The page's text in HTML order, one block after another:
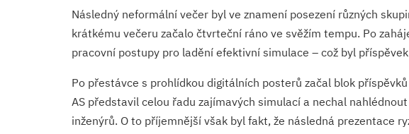
Následný neformální večer byl ve znamení posezení různých
krátkému večeru začalo čtvrteční ráno ve svěžím tempu. Po
pracovní postupy pro ladění efektivní simulace – což byl
Po přestávce s prohlídkou digitálních posterů začal blok
AS představil celou řadu zajímavých simulací a nechal
inženýrů. O to příjemnější však byl fakt, že následná prezentace